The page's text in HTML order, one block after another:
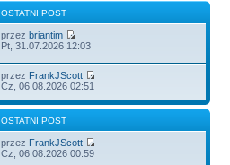
OSTATNI POST
przezbriantim
Pt, 31.07.2026 12:03
przez FrankJScott
Cz, 06.08.2026 02:51
OSTATNI POST
przez FrankJScott
Cz, 06.08.2026 00:59